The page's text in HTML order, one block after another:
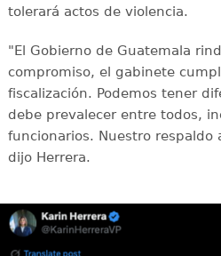
tolerará actos de violencia.
"El Gobierno de Guatemala
compromiso, el gabinete
fiscalización. Podemos tener
debe prevalecer entre todos,
funcionarios. Nuestro respaldo
dijo Herrera.